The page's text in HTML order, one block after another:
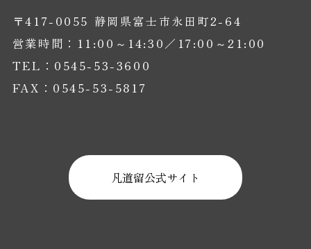
〒417-0055 静岡県富士市永田町2-64
営業時間：11:00～14:30／17:00～21:00
TEL：0545-53-3600
FAX：0545-53-5817
凡道留公式サイト